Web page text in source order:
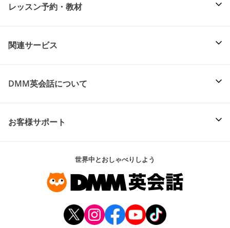
レッスン予約・教材
関連サービス
DMM英会話について
お客様サポート
世界中とおしゃべりしよう